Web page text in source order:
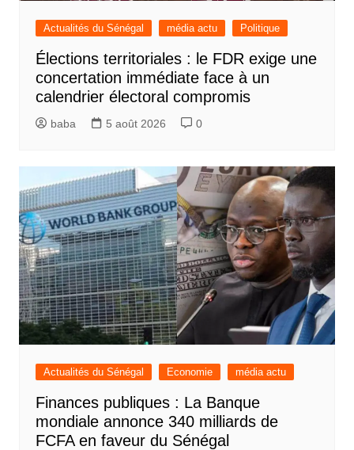
Actualités du Sénégal média actu Politique
Élections territoriales : le FDR exige une
concertation immédiate face à un
calendrier électoral compromis
baba 5 août 2026 0
Actualités du Sénégal Economie média actu
Finances publiques : La Banque
mondiale annonce 340 milliards de
FCFA en faveur du Sénégal